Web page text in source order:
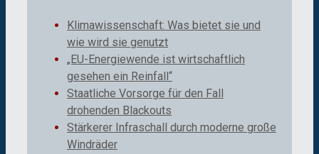
Klimawissenschaft: Was bietet sie und
wie wird sie genutzt
„EU-Energiewende ist wirtschaftlich
gesehen ein Reinfall“
Staatliche Vorsorge für den Fall
drohenden Blackouts
Stärkerer Infraschall durch moderne große
Windräder